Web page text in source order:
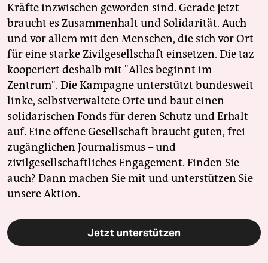
Kräfte inzwischen geworden sind. Gerade jetzt
braucht es Zusammenhalt und Solidarität. Auch
und vor allem mit den Menschen, die sich vor Ort
für eine starke Zivilgesellschaft einsetzen. Die taz
kooperiert deshalb mit "Alles beginnt im
Zentrum". Die Kampagne unterstützt bundesweit
linke, selbstverwaltete Orte und baut einen
solidarischen Fonds für deren Schutz und Erhalt
auf. Eine offene Gesellschaft braucht guten, frei
zugänglichen Journalismus – und
zivilgesellschaftliches Engagement. Finden Sie
auch? Dann machen Sie mit und unterstützen Sie
unsere Aktion.
Jetzt unterstützen